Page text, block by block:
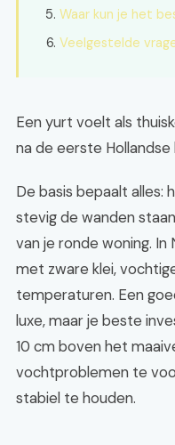
Waar kun je het
Veelgestelde
Een yurt voelt als
na de eerste
De basis bepaalt alles:
stevig de wanden
van je ronde woning.
met zware klei,
temperaturen. Een
luxe, maar je beste
10 cm boven het
vochtproblemen te
stabiel te houden.